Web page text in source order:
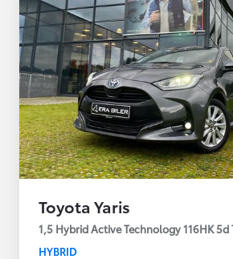
Toyota Yaris
1,5 Hybrid Active Technology 116HK 5d
HYBRID